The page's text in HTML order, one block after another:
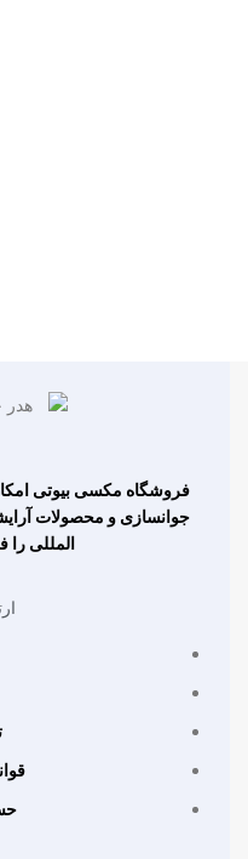
فروشگاه مکسی بیوتی
جوانسازی و محصولات
المللی